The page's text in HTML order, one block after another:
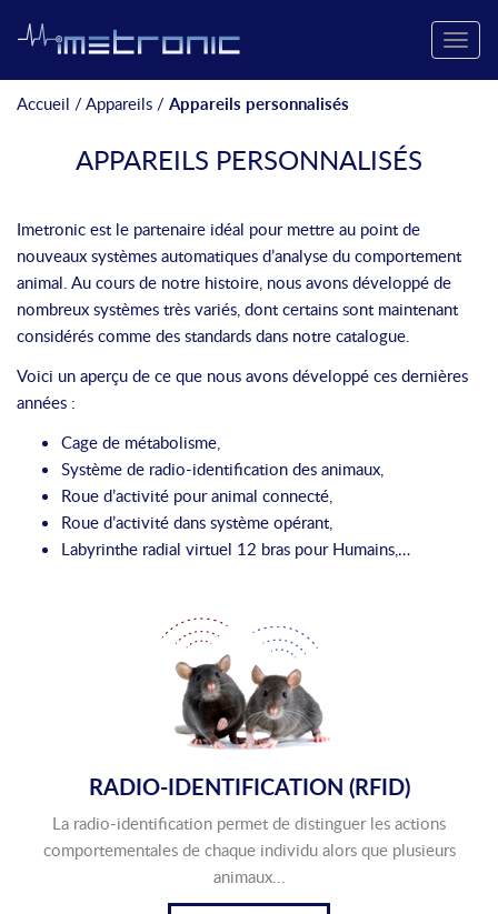
Toggle
Accueil /Appareils / Appareils personnalisés
APPAREILS PERSONNALISÉS
Imetronic est le partenaire idéal pour mettre au point de
nouveaux systèmes automatiques d’analyse du comportement
animal. Au cours de notre histoire, nous avons développé de
nombreux systèmes très variés, dont certains sont maintenant
considérés comme des standards dans notre catalogue.
Voici un aperçu de ce que nous avons développé ces dernières
années :
Cage de métabolisme,
Système de radio-identification des animaux,
Roue d’activité pour animal connecté,
Roue d’activité dans système opérant,
Labyrinthe radial virtuel 12 bras pour Humains,…
RADIO-IDENTIFICATION (RFID)
La radio-identification permet de distinguer les actions
comportementales de chaque individu alors que plusieurs
animaux...